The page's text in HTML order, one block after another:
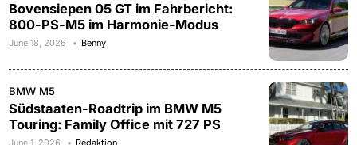
Bovensiepen 05 GT im Fahrbericht:
800-PS-M5 im Harmonie-Modus
June 18, 2026 Benny
BMW M5
Südstaaten-Roadtrip im BMW M5
Touring: Family Office mit 727 PS